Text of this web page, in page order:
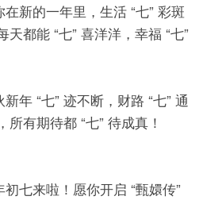
新的一年里，生活 “七” 彩斑
天都能 “七” 喜洋洋，幸福 “七”
年 “七” 迹不断，财路 “七” 通
所有期待都 “七” 待成真！
七来啦！愿你开启 “甄嬛传”